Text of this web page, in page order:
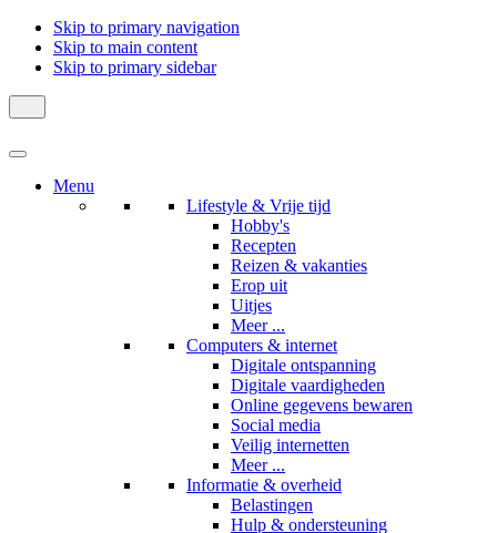
Skip to primary navigation
Skip to main content
Skip to primary sidebar
Menu
Lifestyle & Vrije tijd
Hobby's
Recepten
Reizen & vakanties
Erop uit
Uitjes
Meer ...
Computers & internet
Digitale ontspanning
Digitale vaardigheden
Online gegevens bewaren
Social media
Veilig internetten
Meer ...
Informatie & overheid
Belastingen
Hulp & ondersteuning